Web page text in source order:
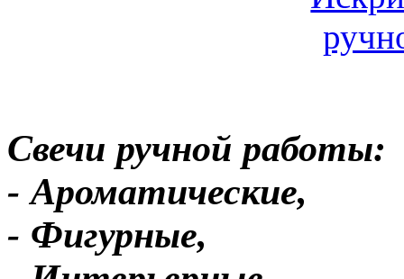
Свечи ручной работы:
- Ароматические,
- Фигурные,